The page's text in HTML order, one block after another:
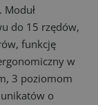
do 15 rzędów,
funkcję
w
3 poziomom
o